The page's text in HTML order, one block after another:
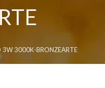
3W 3000K-BRONZEARTE